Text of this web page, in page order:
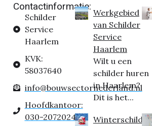
Contactinformatie:
Schilder
Service
Haarlem
KVK:
58037640
info@bouwsectornederland.nl
Hoofdkantoor:
030-2072024
Werkgebied
van Schilder
Service
Haarlem
Wilt u een
schilder huren
in Haarlem?
Dit is het...
Winterschilder